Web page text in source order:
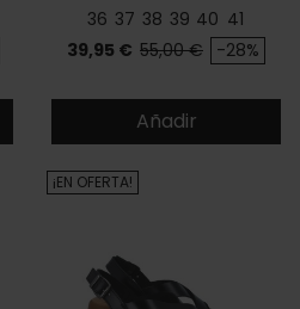
36 37 38 39 40 41
Precio
39,95 € Precio base
55,00 € -28%
Añadir
¡EN OFERTA!